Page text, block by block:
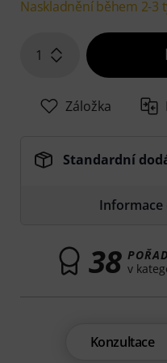
Naskladnění během 2-3
1
Záložka
Standardní
Informace
38 v
Konzultace